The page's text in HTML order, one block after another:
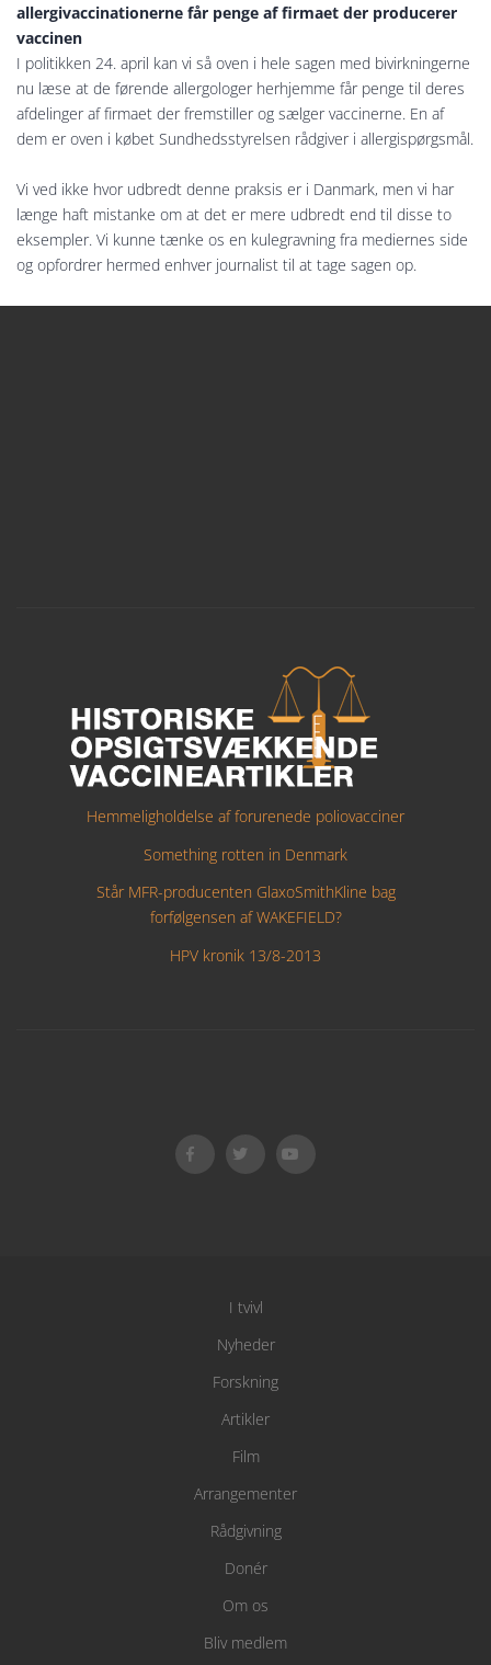
allergivaccinationerne får penge af firmaet der producerer
vaccinen
I politikken 24. april kan vi så oven i hele sagen med bivirkningerne
nu læse at de førende allergologer herhjemme får penge til deres
afdelinger af firmaet der fremstiller og sælger vaccinerne. En af
dem er oven i købet Sundhedsstyrelsen rådgiver i allergispørgsmål.
Vi ved ikke hvor udbredt denne praksis er i Danmark, men vi har
længe haft mistanke om at det er mere udbredt end til disse to
eksempler. Vi kunne tænke os en kulegravning fra mediernes side
og opfordrer hermed enhver journalist til at tage sagen op.
Hemmeligholdelse af forurenede poliovacciner
Something rotten in Denmark
Står MFR-producenten GlaxoSmithKline bag
forfølgensen af WAKEFIELD?
HPV kronik 13/8-2013
I tvivl
Nyheder
Forskning
Artikler
Film
Arrangementer
Rådgivning
Donér
Om os
Bliv medlem